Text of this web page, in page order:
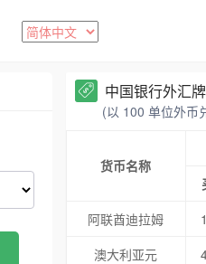
中国银行外汇
(以 100 单位外币
货币名称
阿联酋迪拉姆
澳大利亚元